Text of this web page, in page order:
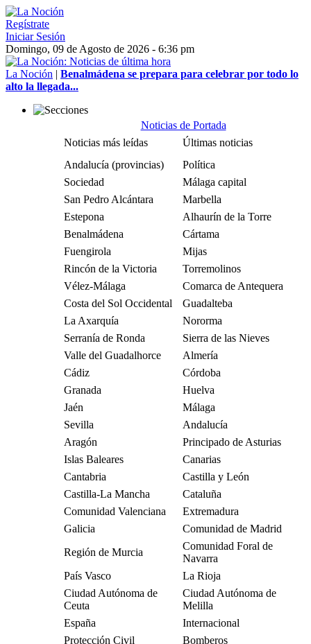
Regístrate
Iniciar Sesión
Domingo, 09 de Agosto de 2026 - 6:36 pm
La Noción | Benalmádena se prepara para celebrar por todo lo
alto la llegada...
Noticias de Portada
Noticias más leídas
Últimas noticias
Andalucía (provincias)
Política
Sociedad
Málaga capital
San Pedro Alcántara
Marbella
Estepona
Alhaurín de la Torre
Benalmádena
Cártama
Fuengirola
Mijas
Rincón de la Victoria
Torremolinos
Vélez-Málaga
Comarca de Antequera
Costa del Sol Occidental
Guadalteba
La Axarquía
Nororma
Serranía de Ronda
Sierra de las Nieves
Valle del Guadalhorce
Almería
Cádiz
Córdoba
Granada
Huelva
Jaén
Málaga
Sevilla
Andalucía
Aragón
Principado de Asturias
Islas Baleares
Canarias
Cantabria
Castilla y León
Castilla-La Mancha
Cataluña
Comunidad Valenciana
Extremadura
Galicia
Comunidad de Madrid
Región de Murcia
Comunidad Foral de
Navarra
País Vasco
La Rioja
Ciudad Autónoma de
Ceuta
Ciudad Autónoma de
Melilla
España
Internacional
Protección Civil
Bomberos